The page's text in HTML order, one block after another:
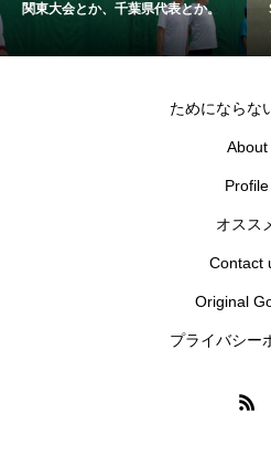
SOLINCO HYPER-G、かなり良か
った。｜担々麺とか、真夏のテニ
スとか。
ためにならな
About
Profile
オスス
Contact
Original
プライバシー